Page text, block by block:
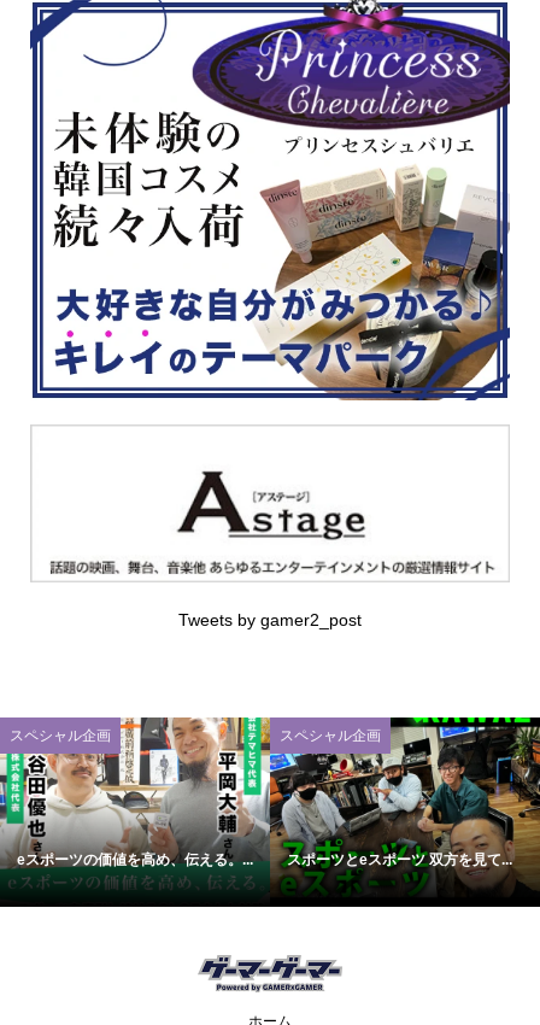
Tweets by gamer2_post
スペシャル企画
eスポーツの価値を高め、伝える。...
スペシャル企画
スポーツとeスポーツ 双方を見て...
ホーム